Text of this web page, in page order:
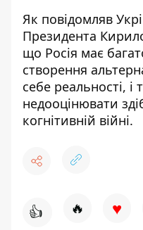
Як повідомляв
Президента
що Росія має
створення
себе реальності, і
недооцінювати
когнітивній війні.
👍 🔥 ♥